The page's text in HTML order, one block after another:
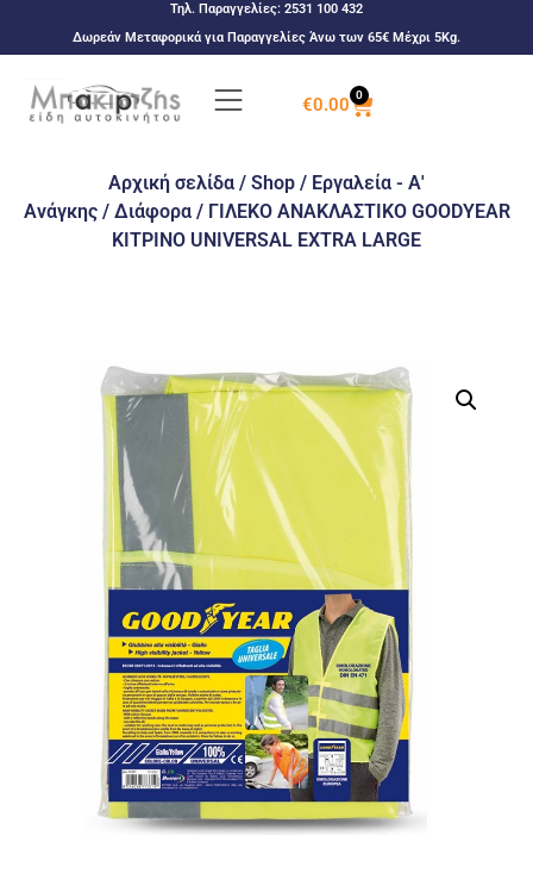
Τηλ. Παραγγελίες: 2531 100 432
Δωρεάν Μεταφορικά για Παραγγελίες Άνω των 65€ Μέχρι 5Kg.
€0.00 0
Αρχική σελίδα / Shop / Εργαλεία - Α'
Ανάγκης/ Διάφορα/ ΓΙΛΕΚΟ ΑΝΑΚΛΑΣΤΙΚΟ GOODYEAR
ΚΙΤΡΙΝΟ UNIVERSAL EXTRA LARGE